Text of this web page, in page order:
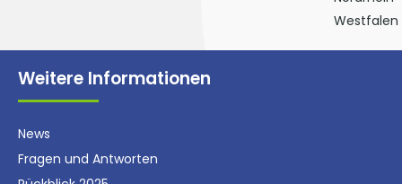
Westfalen
Weitere Informationen
News
Fragen und Antworten